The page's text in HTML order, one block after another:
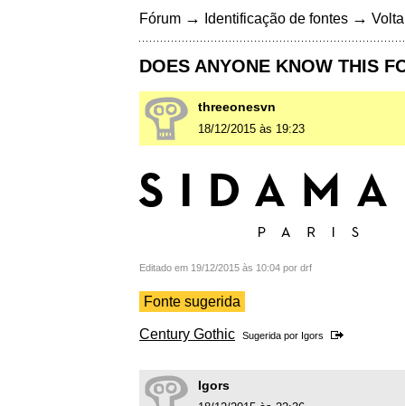
Fórum → Identificação de fontes →
DOES ANYONE KNOW THIS
threeonesvn
18/12/2015 às 19:23
Editado em 19/12/2015 às 10:04 por drf
Fonte sugerida
Century Gothic Sugerida por Igors
Igors